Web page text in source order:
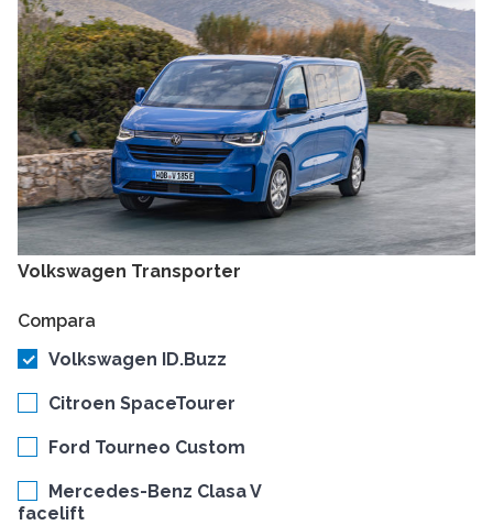
Volkswagen Transporter
Compara
Volkswagen ID.Buzz
Citroen SpaceTourer
Ford Tourneo Custom
Mercedes-Benz Clasa V
facelift